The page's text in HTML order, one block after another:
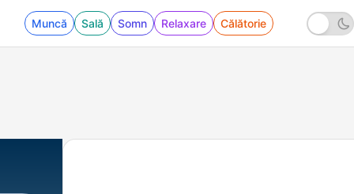
Muncă Sală Somn Relaxare Călătorie